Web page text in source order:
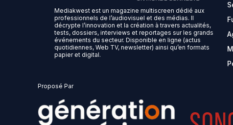
Mediakwest est un magazine multiscreen dédié aux
professionnels de l’audiovisuel et des médias. Il
décrypte l’innovation et la création à travers actualités,
tests, dossiers, interviews et reportages sur les grands
événements du secteur. Disponible en ligne (actus
quotidiennes, Web TV, newsletter) ainsi qu’en formats
papier et digital.
Proposé Par